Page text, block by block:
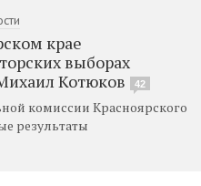
крае
выборах
Котюков
42
комиссии Красноярского
результаты